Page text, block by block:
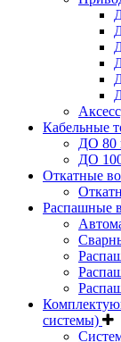
Кабельные
ДО 80
ДО
Откатные
Распашные
системы)